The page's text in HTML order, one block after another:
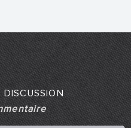
DISCUSSION